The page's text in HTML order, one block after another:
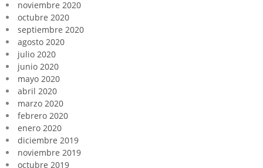
noviembre 2020
octubre 2020
septiembre 2020
agosto 2020
julio 2020
junio 2020
mayo 2020
abril 2020
marzo 2020
febrero 2020
enero 2020
diciembre 2019
noviembre 2019
octubre 2019